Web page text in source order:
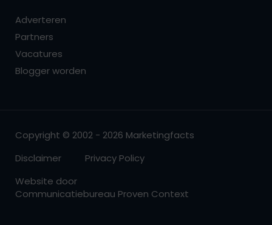
Adverteren
Partners
Vacatures
Blogger worden
Copyright © 2002 - 2026 Marketingfacts
Disclaimer
Privacy Policy
Website door
Communicatiebureau Proven Context